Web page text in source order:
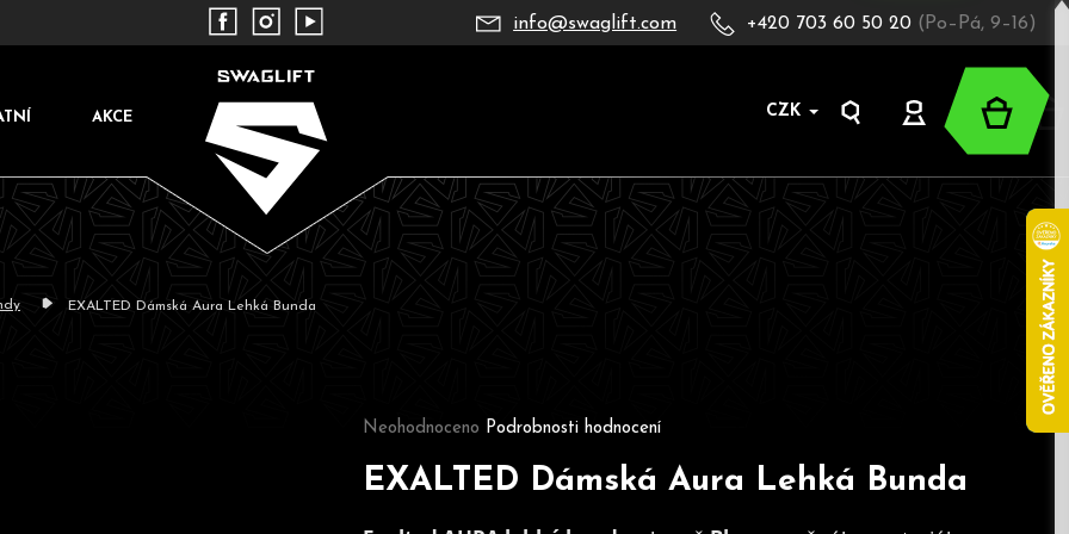
info@swaglift.com +420 703 60 50 20 (Po–Pá, 9–16)
AKCE CZK
Hledat
Přihlášení
košík
EXALTED Dámská Aura Lehká Bunda
Neohodnoceno Podrobnosti hodnocení
EXALTED Dámská Aura Lehká Bunda